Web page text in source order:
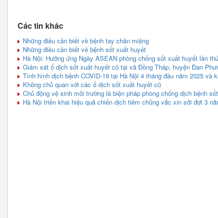
Các tin khác
Những điều cần biết về bệnh tay chân miệng
Những điều cần biết về bệnh sốt xuất huyết
Hà Nội: Hưởng ứng Ngày ASEAN phòng chống sốt xuất huyết lần
Giám sát ổ dịch sốt xuất huyết cũ tại xã Đồng Tháp, huyện Đan
Tình hình dịch bệnh COVID-19 tại Hà Nội 4 tháng đầu năm 2025 và
Không chủ quan với các ổ dịch sốt xuất huyết cũ
Chủ động vệ sinh môi trường là biện pháp phòng chống dịch bệnh
Hà Nội triển khai hiệu quả chiến dịch tiêm chủng vắc xin sởi đợt 3